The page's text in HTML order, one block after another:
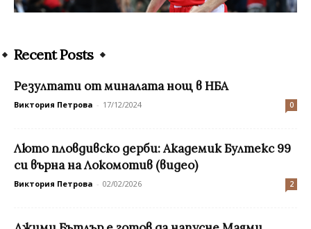
Recent Posts
Резултати от миналата нощ в НБА
Виктория Петрова - 17/12/2024 0
Люто пловдивско дерби: Академик Бултекс 99
си върна на Локомотив (видео)
Виктория Петрова - 02/02/2026 2